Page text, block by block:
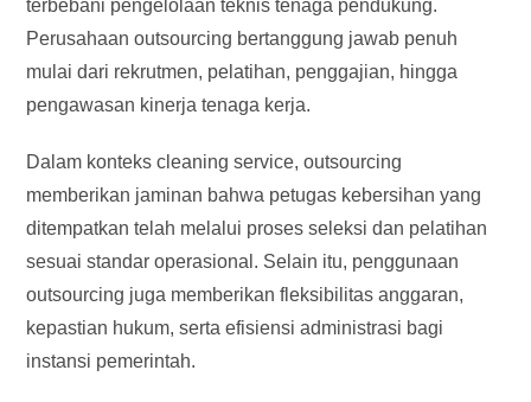
terbebani pengelolaan teknis tenaga pendukung.
Perusahaan outsourcing bertanggung jawab penuh
mulai dari rekrutmen, pelatihan, penggajian, hingga
pengawasan kinerja tenaga kerja.
Dalam konteks cleaning service, outsourcing
memberikan jaminan bahwa petugas kebersihan yang
ditempatkan telah melalui proses seleksi dan pelatihan
sesuai standar operasional. Selain itu, penggunaan
outsourcing juga memberikan fleksibilitas anggaran,
kepastian hukum, serta efisiensi administrasi bagi
instansi pemerintah.